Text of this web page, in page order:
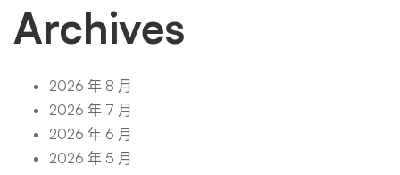
Archives
2026 年 8 月
2026 年 7 月
2026 年 6 月
2026 年 5 月